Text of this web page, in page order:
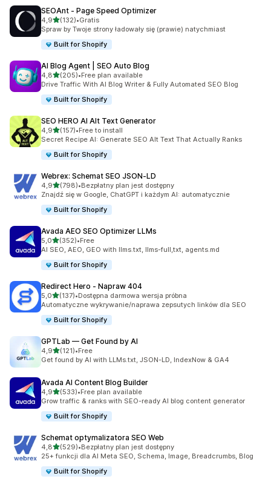
SEOAnt ‑ Page Speed Optimizer
4,9na 5 gwiazdek
(132)
Łączna liczba recenzji: 132
•Gratis
Spraw by Twoje strony ładowały się (prawie) natychmiast
Built for Shopify
AI Blog Agent | SEO Auto Blog
4,8na 5 gwiazdek
(205)
Łączna liczba recenzji: 205
•Free plan available
Drive Traffic With AI Blog Writer & Fully Automated SEO Blog
Built for Shopify
SEO HERO AI Alt Text Generator
4,9na 5 gwiazdek
(157)
Łączna liczba recenzji: 157
•Free to install
Secret Recipe AI: Generate SEO Alt Text That Actually Ranks
Built for Shopify
Webrex: Schemat SEO JSON‑LD
4,9na 5 gwiazdek
(798)
Łączna liczba recenzji: 798
•Bezpłatny plan jest dostępny
Znajdź się w Google, ChatGPT i każdym AI: automatycznie
Built for Shopify
Avada AEO SEO Optimizer LLMs
5,0na 5 gwiazdek
(352)
Łączna liczba recenzji: 352
•Free
AI SEO, AEO, GEO with llms.txt, llms-full,txt, agents.md
Built for Shopify
Redirect Hero ‑ Napraw 404
5,0na 5 gwiazdek
(137)
Łączna liczba recenzji: 137
•Dostępna darmowa wersja próbna
Automatyczne wykrywanie/naprawa zepsutych linków dla SEO
Built for Shopify
GPTLab — Get Found by AI
4,9na 5 gwiazdek
(121)
Łączna liczba recenzji: 121
•Free
Get found by AI with LLMs.txt, JSON-LD, IndexNow & GA4
Avada AI Content Blog Builder
4,9na 5 gwiazdek
(533)
Łączna liczba recenzji: 533
•Free plan available
Grow traffic & ranks with SEO-ready AI blog content generator
Built for Shopify
Schemat optymalizatora SEO Web
4,8na 5 gwiazdek
(529)
Łączna liczba recenzji: 529
•Bezpłatny plan jest dostępny
25+ funkcji dla AI Meta SEO, Schema, Image, Breadcrumbs, Blog
Built for Shopify